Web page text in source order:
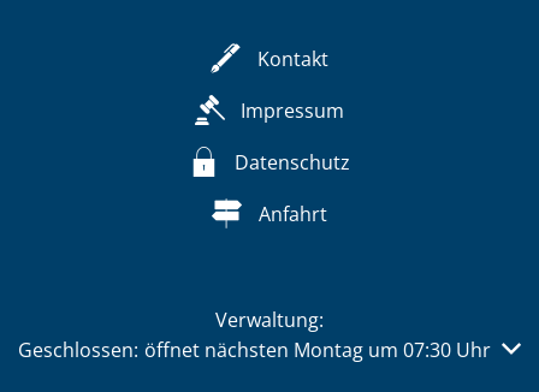
Kontakt
Impressum
Datenschutz
Anfahrt
Verwaltung:
Klicken, um weitere Öffnungs- oder Schließzeiten
Geschlossen: öffnet nächsten Montag um 07:30 Uhr